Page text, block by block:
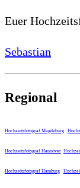
Euer
Sebastian
Regional
Hochzeitsfotograf Magdeburg
Hochzeitsfotograf Hannover
Hochzeitsfotograf Hamburg